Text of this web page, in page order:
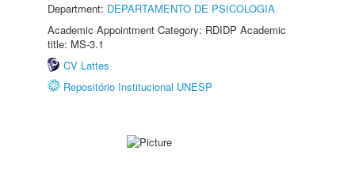
Department: DEPARTAMENTO DE PSICOLOGIA
Academic Appointment Category: RDIDP Academic
title: MS-3.1
CV Lattes
Repositório Institucional UNESP